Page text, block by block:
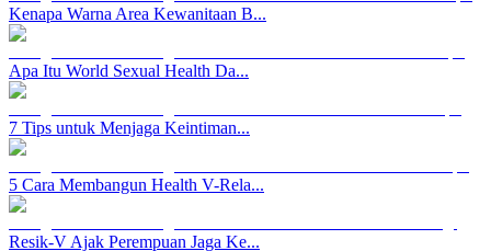
Kenapa Warna Area Kewanitaan B...
Apa Itu World Sexual Health Da...
7 Tips untuk Menjaga Keintiman...
5 Cara Membangun Health V-Rela...
Resik-V Ajak Perempuan Jaga Ke...